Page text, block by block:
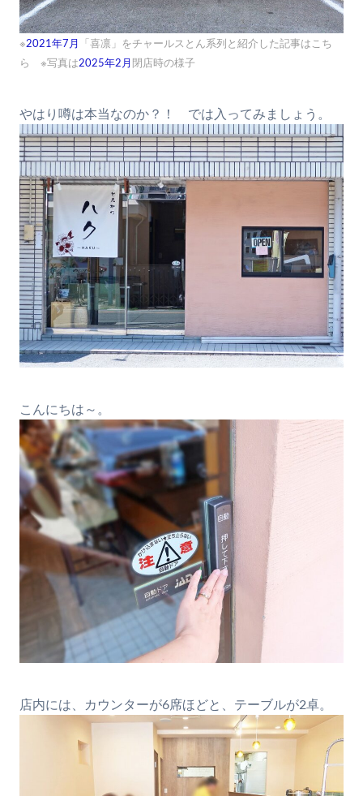
※2021年7月
「喜凛」をチャールスとん系列と紹介した記事はこち
ら ※写真は2025年2月 閉店時の様子
やはり噂は本当なのか？！ では入ってみましょう。
こんにちは～。
店内には、カウンターが6席ほどと、テーブルが2卓。